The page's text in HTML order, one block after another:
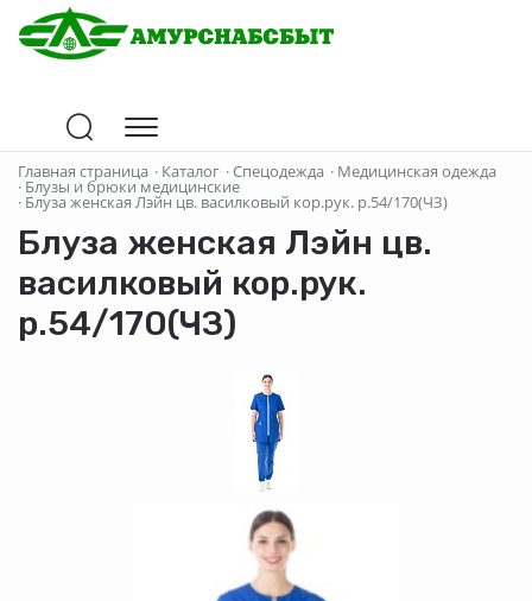
Главная страница · Каталог ·Спецодежда · Медицинская одежда
· Блузы и брюки медицинские
· Блуза женская Лэйн цв. василковый кор.рук. р.54/170(ЧЗ)
Блуза женская Лэйн цв.
василковый кор.рук.
р.54/170(ЧЗ)